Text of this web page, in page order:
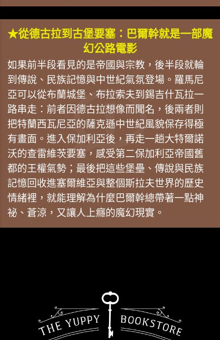
★從德古拉到古堡要塞：巴爾幹就是一部魔
幻公路電影
如果前半段看見的是帝國與宗教，後半段就輪
到傳說、民族記憶與中世紀氣氛登場。羅馬尼
亞可以從布蘭城堡、布拉索夫到錫吉什瓦拉一
路串走：前者因德古拉想像而聞名，後兩者則
把特蘭西瓦尼亞的薩克遜中世紀風貌保存得極
有畫面。進入保加利亞後，再走一趟大特爾諾
沃的查雷維茨要塞，感受第二保加利亞帝國舊
都的王權氣勢；最後把這些堡壘、傳說與民族
記憶回收進塞爾維亞與整個斯拉夫世界的歷史
情緒裡，就能理解為什麼巴爾幹總帶著一點神
祕、蒼涼，又讓人上癮的魔幻現實。